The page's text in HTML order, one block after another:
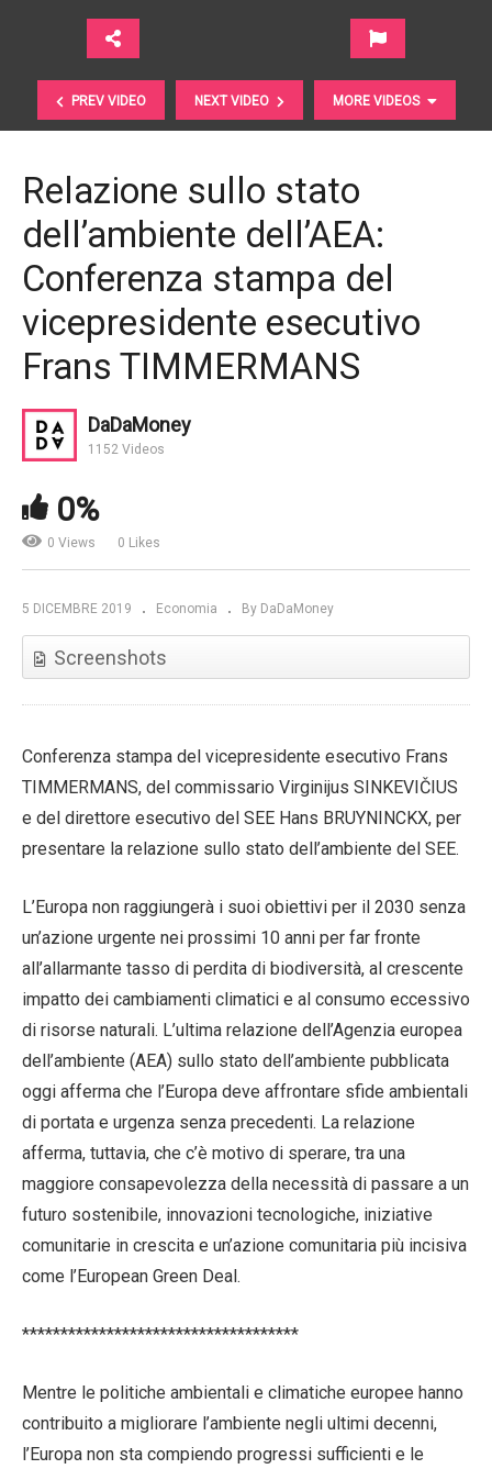
PREV VIDEO NEXT VIDEO MORE VIDEOS
Relazione sullo stato
dell’ambiente dell’AEA:
Conferenza stampa del
vicepresidente esecutivo
Frans TIMMERMANS
DaDaMoney
1152 Videos
0%
0 Views 0 Likes
5 DICEMBRE 2019 Economia By DaDaMoney
Screenshots
Conferenza stampa del vicepresidente esecutivo Frans
TIMMERMANS, del commissario Virginijus SINKEVIČIUS
e del direttore esecutivo del SEE Hans BRUYNINCKX, per
presentare la relazione sullo stato dell’ambiente del SEE.
L’Europa non raggiungerà i suoi obiettivi per il 2030 senza
un’azione urgente nei prossimi 10 anni per far fronte
all’allarmante tasso di perdita di biodiversità, al crescente
impatto dei cambiamenti climatici e al consumo eccessivo
di risorse naturali. L’ultima relazione dell’Agenzia europea
dell’ambiente (AEA) sullo stato dell’ambiente pubblicata
oggi afferma che l’Europa deve affrontare sfide ambientali
di portata e urgenza senza precedenti. La relazione
afferma, tuttavia, che c’è motivo di sperare, tra una
maggiore consapevolezza della necessità di passare a un
futuro sostenibile, innovazioni tecnologiche, iniziative
comunitarie in crescita e un’azione comunitaria più incisiva
come l’European Green Deal.
************************************
Mentre le politiche ambientali e climatiche europee hanno
contribuito a migliorare l’ambiente negli ultimi decenni,
l’Europa non sta compiendo progressi sufficienti e le